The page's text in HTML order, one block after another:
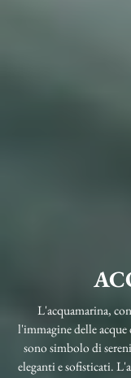
L'acquamarina,
l'immagine delle
sono simbolo di
eleganti e sofisticati.